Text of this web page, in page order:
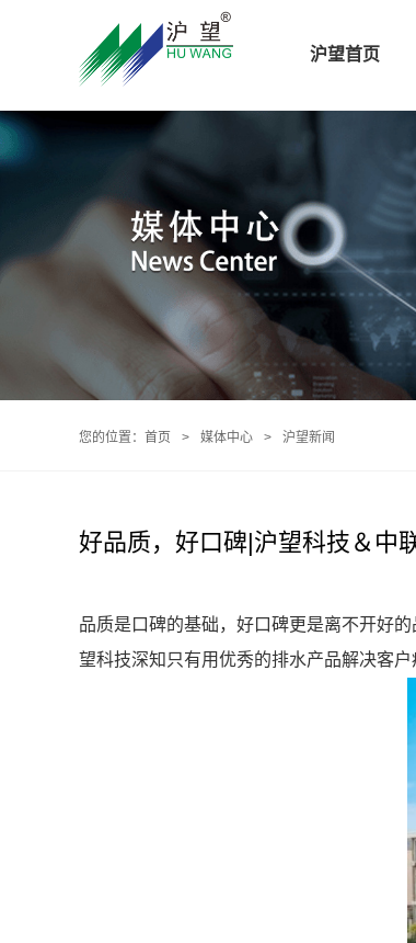
沪望首页
您的位置： 首页 > 媒体中心 > 沪望新闻
好品质，好口碑|沪望科技＆中
品质是口碑的基础，好口碑更是离不开好
望科技深知只有用优秀的排水产品解决客